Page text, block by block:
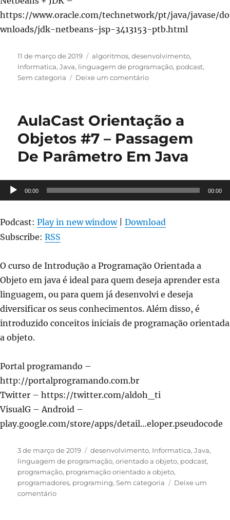
https://www.oracle.com/technetwork/pt/java/javase/do
wnloads/jdk-netbeans-jsp-3413153-ptb.html
Publicado
em
11 de março de 2019 Categorias
algoritmos,desenvolvimento,
Informatica,Java, linguagem de programação, podcast,
Sem categoria
Deixe um comentárioem
em
Java
#2
–
AulaCast
Objetos
está
bloqueado
em
Java
#1
AulaCast
Orientação
AulaCast Orientação a
Objetos #7 – Passagem
De Parâmetro Em Java
Tocador
de
00:00 00:00
Podcast: Play in new window| Download
Subscribe: RSS
O curso de Introdução a Programação Orientada a
Objeto em java é ideal para quem deseja aprender esta
linguagem, ou para quem já desenvolvi e deseja
diversificar os seus conhecimentos. Além disso, é
introduzido conceitos iniciais de programação orientada
a objeto.
Portal programando –
http://portalprogramando.com.br
Twitter – https://twitter.com/aldoh_ti
VisualG – Android –
play.google.com/store/apps/detail…eloper.pseudocode
Publicado
em
3 de março de 2019 Categorias
desenvolvimento, Informatica,Java,
linguagem de programação,orientado a objeto, podcast,
programação, programação orientado a objeto,
programadores, programing,Sem categoria
Deixe um
comentárioem